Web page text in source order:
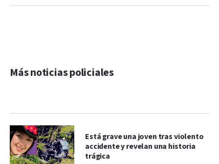
Más noticias policiales
Está grave una joven tras violento
accidente y revelan una historia
trágica